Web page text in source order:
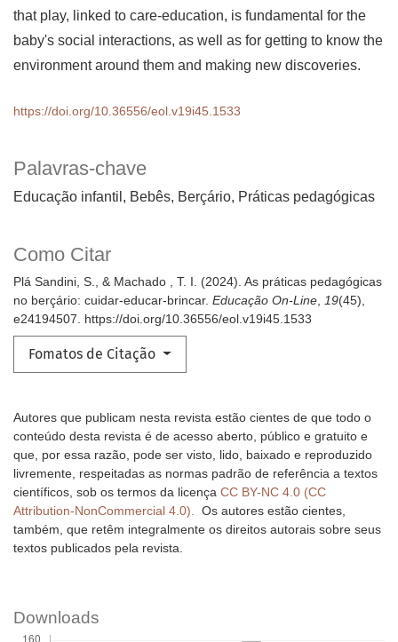
Palavras-chave
Educação infantil, Bebês, Berçário, Práticas pedagógicas
Como Citar
Plá Sandini, S., & Machado , T. I. (2024). As práticas pedagógicas
no berçário: cuidar-educar-brincar. Educação On-Line, 19(45),
e24194507. https://doi.org/10.36556/eol.v19i45.1533
Fomatos de Citação
that play, linked to care-education, is fundamental for the
baby's social interactions, as well as for getting to know the
environment around them and making new discoveries.
https://doi.org/10.36556/eol.v19i45.1533
Autores que publicam nesta revista estão cientes de que todo o
conteúdo desta revista é de acesso aberto, público e gratuito e
que, por essa razão, pode ser visto, lido, baixado e reproduzido
livremente, respeitadas as normas padrão de referência a textos
científicos, sob os termos da licença CC BY-NC 4.0 (CC
Attribution-NonCommercial 4.0). Os autores estão cientes,
também, que retêm integralmente os direitos autorais sobre seus
textos publicados pela revista.
Downloads